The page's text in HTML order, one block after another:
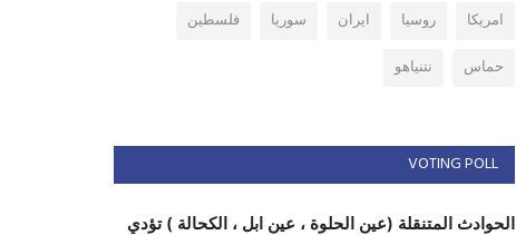
امريكا
روسيا ايران سوريا
فلسطين
حماس
نتنياهو
VOTING POLL
الحوادث المتنقلة (عين الحلوة ، عين ابل ، الكحالة ) تؤدي